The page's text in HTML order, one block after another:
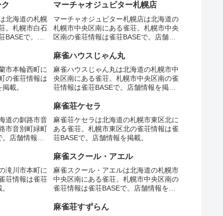
北海道の札幌
。札幌市白石
BASEで。店
マーチャオジュピター札幌店
マーチャオジュピター札幌店は北海道の
札幌市中央区南にある雀荘。札幌市中央
区南の雀荘情報は雀荘BASEで。店舗情
市本輪西町に
の雀荘情報は
載。
麻雀ハウスじゃん丸
麻雀ハウスじゃん丸は北海道の札幌市中
央区南にある雀荘。札幌市中央区南の雀
荘情報は雀荘BASEで。店舗情報を掲
道の釧路市音
市音別町緑町
店舗情報を
麻雀荘ケセラ
麻雀荘ケセラは北海道の札幌市東区北に
ある雀荘。札幌市東区北の雀荘情報は雀
荘BASEで。店舗情報を掲載。
滝川市本町に
荘情報は雀荘
麻雀スクール・アエル
麻雀スクール・アエルは北海道の札幌市
中央区南にある雀荘。札幌市中央区南の
雀荘情報は雀荘BASEで。店舗情報を掲
麻雀荘すずらん